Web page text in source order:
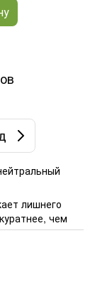
лишнего
чем
не бросается